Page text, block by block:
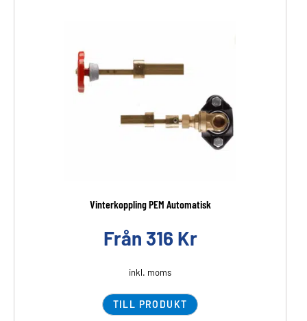
Vinterkoppling PEM Automatisk
Från 316 Kr
inkl. moms
TILL PRODUKT